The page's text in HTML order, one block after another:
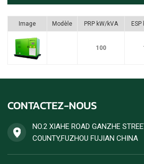
Image Modèle PRP kW/kVA
100
CONTACTEZ-NOUS
NO.2 XIAHE ROAD GANZHE
COUNTY,FUZHOU FUJIAN CHINA